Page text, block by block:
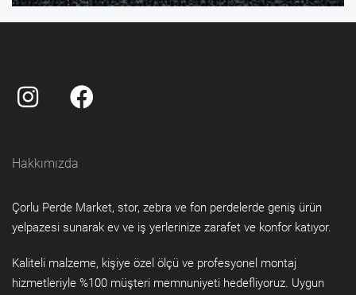
Hakkımızda
Çorlu Perde Market, stor, zebra ve fon perdelerde geniş ürün
yelpazesi sunarak ev ve iş yerlerinize zarafet ve konfor katıyor.
Kaliteli malzeme, kişiye özel ölçü ve profesyonel montaj
hizmetleriyle %100 müşteri memnuniyeti hedefliyoruz. Uygun